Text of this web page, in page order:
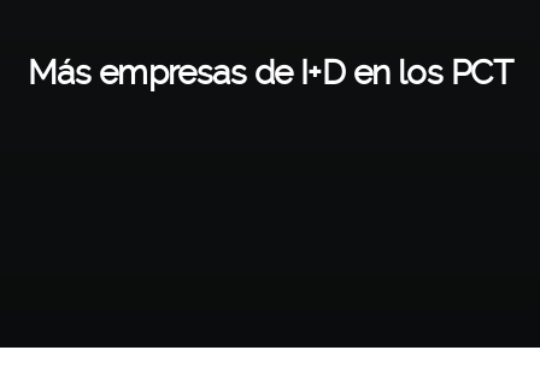
Más empresas de I+D en los PCT